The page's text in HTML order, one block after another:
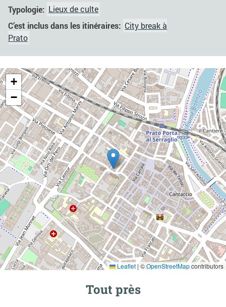
Typologie: Lieux de culte
C’est inclus dans les itinéraires: City break à
Prato
+
−
Leaflet | ©OpenStreetMapcontributors
Tout près